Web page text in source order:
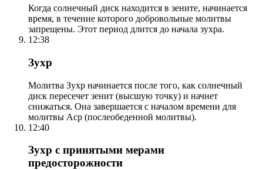
Когда солнечный диск находится в зените, начинается
время, в течение которого добровольные молитвы
запрещены. Этот период длится до начала зухра.
12:38
Зухр
Молитва Зухр начинается после того, как солнечный
диск пересечет зенит (высшую точку) и начнет
снижаться. Она завершается с началом времени для
молитвы Аср (послеобеденной молитвы).
12:40
Зухр с принятыми мерами
предосторожности